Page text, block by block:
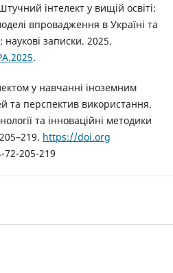
інтелект у вищій освіті:
впровадження в Україні та
записки. 2025.
.
у навчанні іноземним
та перспектив використання.
та інноваційні методики
https://doi.org
72-205-219